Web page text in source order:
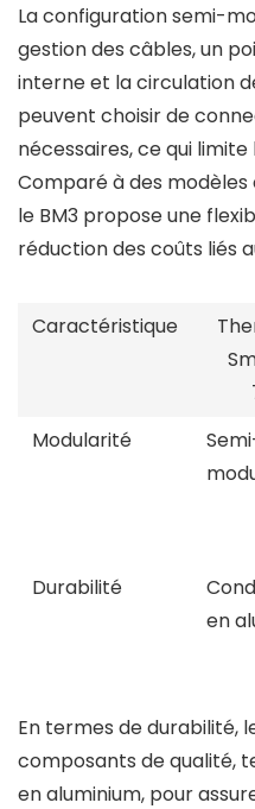
La configuration semi-
gestion des câbles, un
interne et la circulation
peuvent choisir de
nécessaires, ce qui
Comparé à des modèles
le BM3 propose une
réduction des coûts liés
Caractéristique
Modularité
Durabilité
en
En termes de durabilité,
composants de qualité,
en aluminium, pour